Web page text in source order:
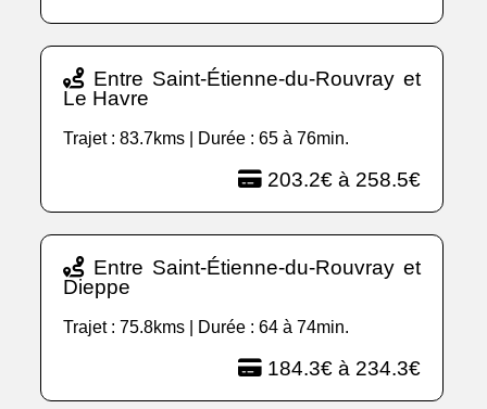
Entre Saint-Étienne-du-Rouvray et
Le Havre
Trajet : 83.7kms | Durée : 65 à 76min.
203.2€ à 258.5€
Entre Saint-Étienne-du-Rouvray et
Dieppe
Trajet : 75.8kms | Durée : 64 à 74min.
184.3€ à 234.3€